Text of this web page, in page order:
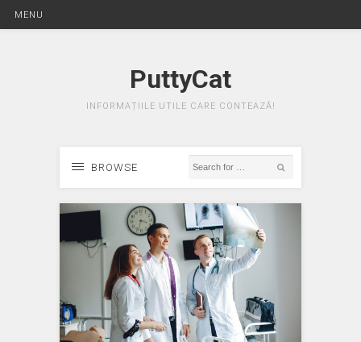
MENU
PuttyCat
INFORMAȚIILE UTILE CARE CONTEAZĂ!
BROWSE